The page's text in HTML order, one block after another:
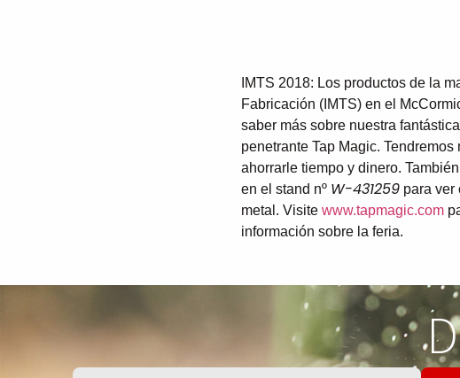
IMTS 2018: Los productos de la
Fabricación (IMTS) en el
saber más sobre nuestra
penetrante Tap Magic.
ahorrarle tiempo y dinero.
en el stand nº W-431259 para ver
metal. Visite www.tapmagic.com
información sobre la feria.